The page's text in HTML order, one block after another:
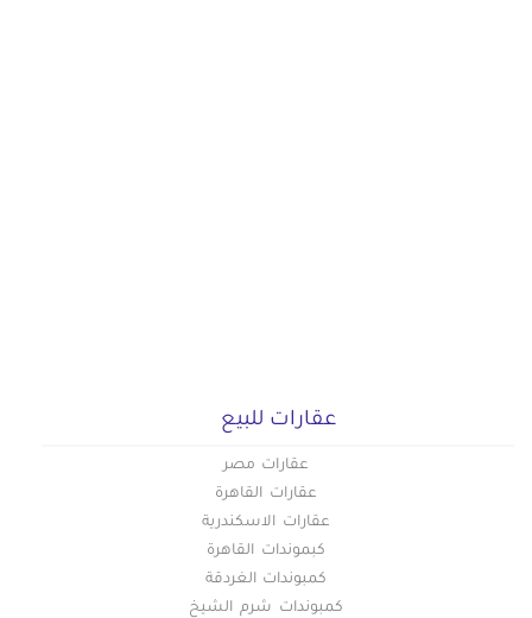
عقارات للبيع
عقارات مصر
عقارات القاهرة
عقارات الاسكندرية
كبموندات القاهرة
كمبوندات الغردقة
كمبوندات شرم الشيخ